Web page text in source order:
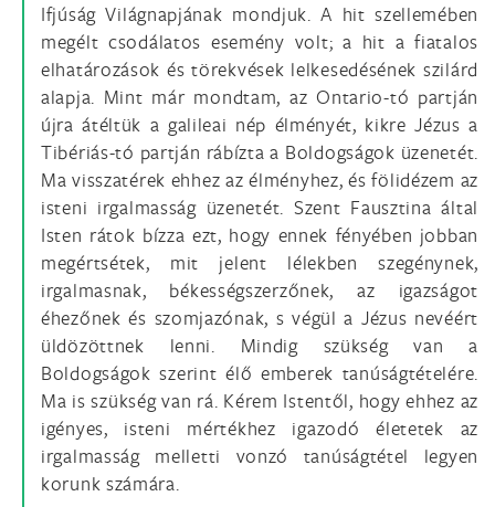
Ifjúság Világnapjának mondjuk. A hit szellemében
megélt csodálatos esemény volt; a hit a fiatalos
elhatározások és törekvések lelkesedésének szilárd
alapja. Mint már mondtam, az Ontario-tó partján
újra átéltük a galileai nép élményét, kikre Jézus a
Tibériás-tó partján rábízta a Boldogságok üzenetét.
Ma visszatérek ehhez az élményhez, és fölidézem az
isteni irgalmasság üzenetét. Szent Fausztina által
Isten rátok bízza ezt, hogy ennek fényében jobban
megértsétek, mit jelent lélekben szegénynek,
irgalmasnak, békességszerzőnek, az igazságot
éhezőnek és szomjazónak, s végül a Jézus nevéért
üldözöttnek lenni. Mindig szükség van a
Boldogságok szerint élő emberek tanúságtételére.
Ma is szükség van rá. Kérem Istentől, hogy ehhez az
igényes, isteni mértékhez igazodó életetek az
irgalmasság melletti vonzó tanúságtétel legyen
korunk számára.